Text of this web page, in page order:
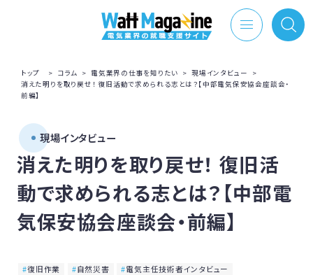
トップ > コラム > 電気業界の仕事を知りたい > 現場インタビュー
>
消えた明りを取り戻せ！ 復旧活動で求められる志とは？【中部電気保安協会座談会・
前編】
現場インタビュー
消えた明りを取り戻せ！ 復旧活
動で求められる志とは？【中部電
気保安協会座談会・前編】
復旧作業 自然災害 電気主任技術者インタビュー